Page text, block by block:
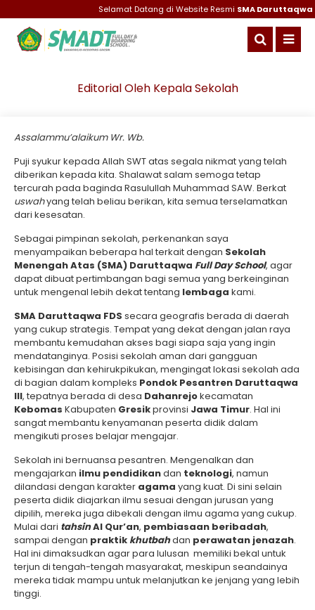
Selamat Datang di Website ResmiSMA Daruttaqwa
Editorial Oleh Kepala Sekolah
Assalammu’alaikum Wr. Wb.
Puji syukur kepada Allah SWT atas segala nikmat yang telah
diberikan kepada kita. Shalawat salam semoga tetap
tercurah pada baginda Rasulullah Muhammad SAW. Berkat
uswahyang telah beliau berikan, kita semua terselamatkan
dari kesesatan.
Sebagai pimpinan sekolah, perkenankan saya
menyampaikan beberapa hal terkait dengan Sekolah
Menengah Atas (SMA) Daruttaqwa Full Day School, agar
dapat dibuat pertimbangan bagi semua yang berkeinginan
untuk mengenal lebih dekat tentang lembaga kami.
SMA Daruttaqwa FDS secara geografis berada di daerah
yang cukup strategis. Tempat yang dekat dengan jalan raya
membantu kemudahan akses bagi siapa saja yang ingin
mendatanginya. Posisi sekolah aman dari gangguan
kebisingan dan kehirukpikukan, mengingat lokasi sekolah ada
di bagian dalam kompleks Pondok Pesantren Daruttaqwa
III, tepatnya berada di desa Dahanrejokecamatan
Kebomas Kabupaten Gresikprovinsi Jawa Timur. Hal ini
sangat membantu kenyamanan peserta didik dalam
mengikuti proses belajar mengajar.
Sekolah ini bernuansa pesantren. Mengenalkan dan
mengajarkan ilmu pendidikandan teknologi, namun
dilandasi dengan karakter agama yang kuat. Di sini selain
peserta didik diajarkan ilmu sesuai dengan jurusan yang
dipilih, mereka juga dibekali dengan ilmu agama yang cukup.
Mulai dari tahsinAl Qur’an, pembiasaan beribadah,
sampai dengan praktik khutbahdan perawatan jenazah.
Hal ini dimaksudkan agar para lulusan memiliki bekal untuk
terjun di tengah-tengah masyarakat, meskipun seandainya
mereka tidak mampu untuk melanjutkan ke jenjang yang lebih
tinggi.